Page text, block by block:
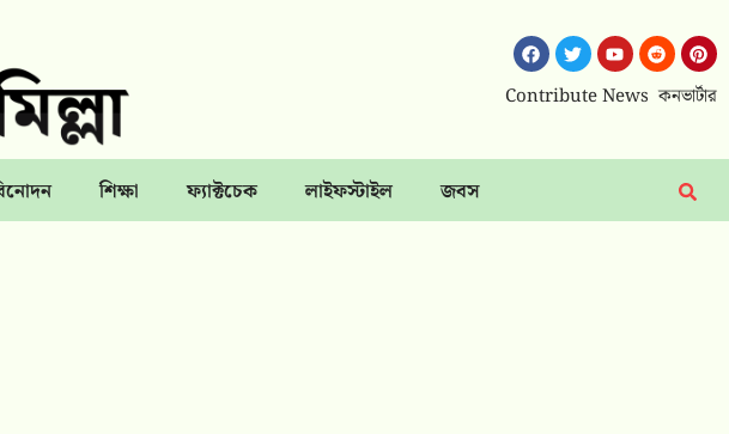
Contribute News কনভার্টার
শিক্ষা ফ্যাক্টচেক লাইফস্টাইল জবস